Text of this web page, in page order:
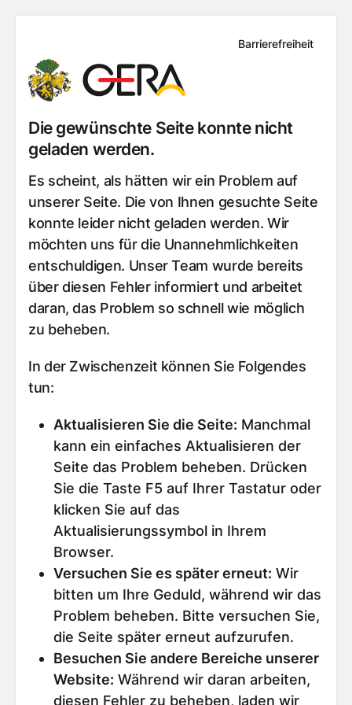
Barrierefreiheit
Die gewünschte Seite konnte nicht
geladen werden.
Es scheint, als hätten wir ein Problem auf
unserer Seite. Die von Ihnen gesuchte Seite
konnte leider nicht geladen werden. Wir
möchten uns für die Unannehmlichkeiten
entschuldigen. Unser Team wurde bereits
über diesen Fehler informiert und arbeitet
daran, das Problem so schnell wie möglich
zu beheben.
In der Zwischenzeit können Sie Folgendes
tun:
Aktualisieren Sie die Seite: Manchmal
kann ein einfaches Aktualisieren der
Seite das Problem beheben. Drücken
Sie die Taste F5 auf Ihrer Tastatur oder
klicken Sie auf das
Aktualisierungssymbol in Ihrem
Browser.
Versuchen Sie es später erneut: Wir
bitten um Ihre Geduld, während wir das
Problem beheben. Bitte versuchen Sie,
die Seite später erneut aufzurufen.
Besuchen Sie andere Bereiche unserer
Website: Während wir daran arbeiten,
diesen Fehler zu beheben, laden wir